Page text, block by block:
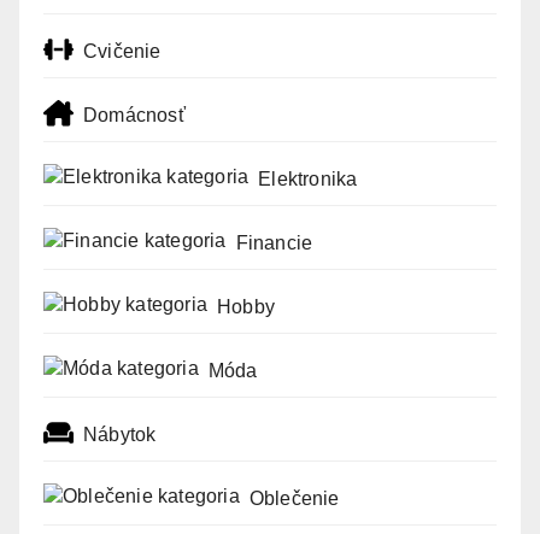
Cvičenie
Domácnosť
Elektronika
Financie
Hobby
Móda
Nábytok
Oblečenie